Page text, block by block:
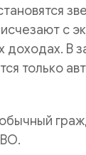
с
доходах. В
только